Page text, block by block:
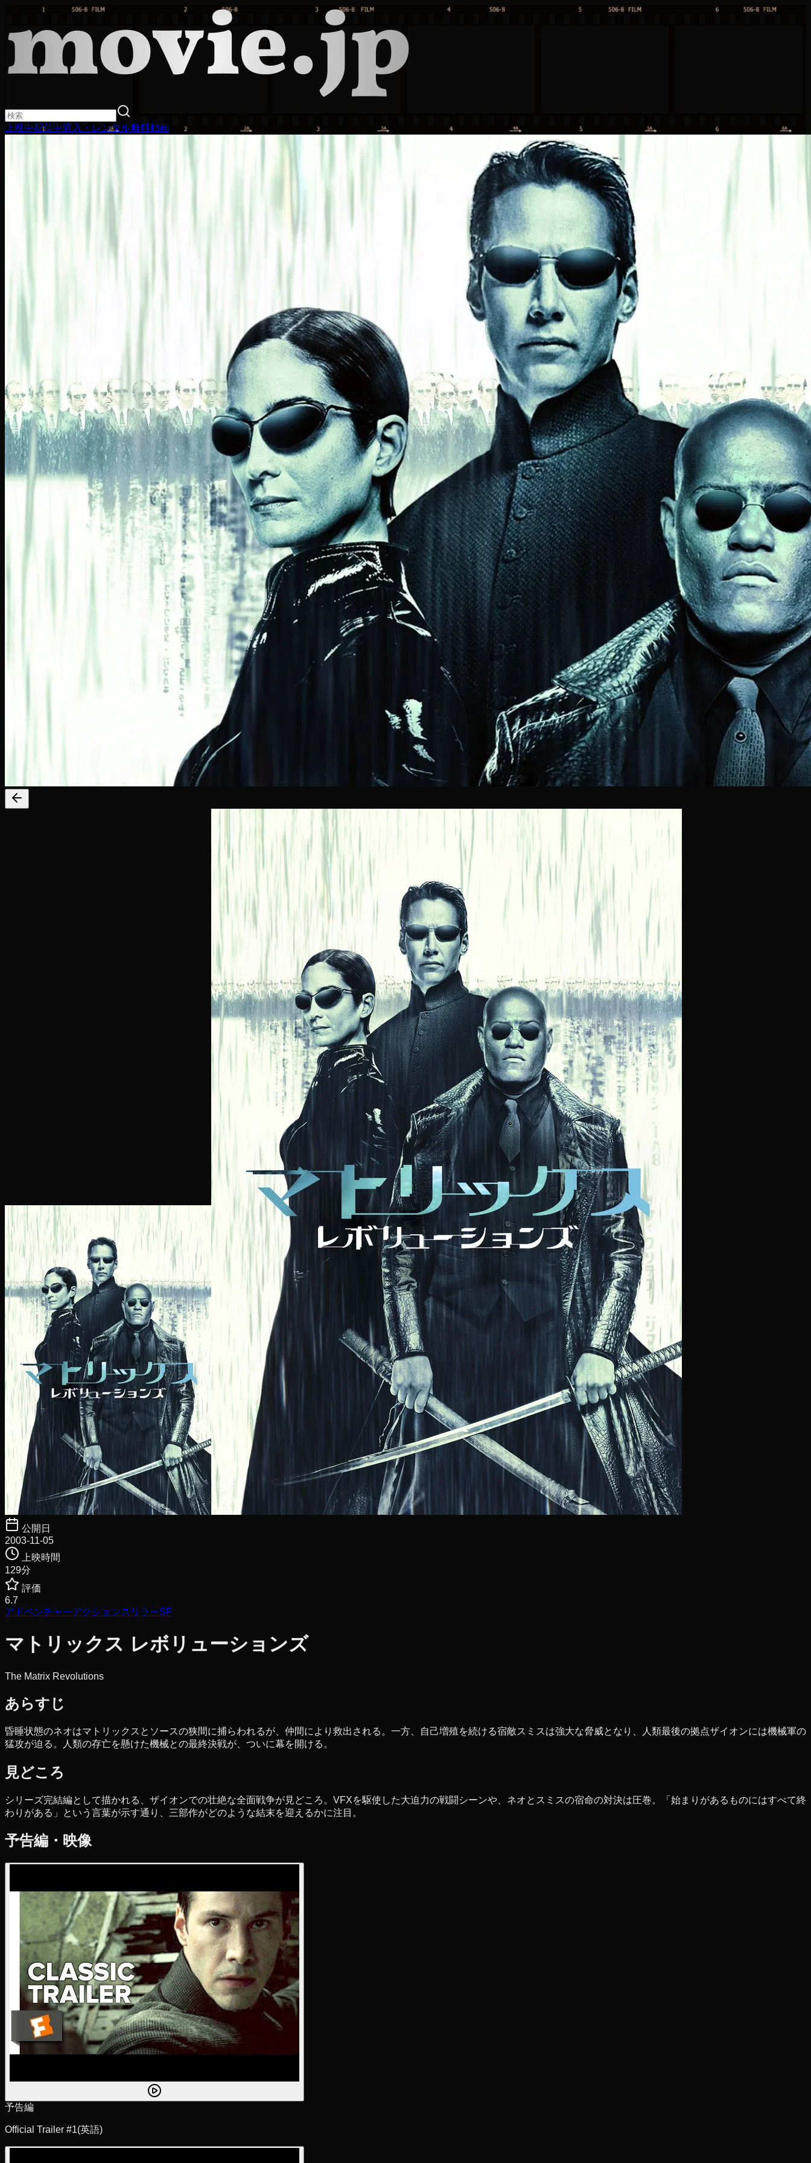
上映中配信中購入・レンタル無料動画
公開日
2003-11-05
上映時間
129分
評価
6.7
アドベンチャーアクションスリラーSF
マトリックス レボリューションズ
The Matrix Revolutions
あらすじ
昏睡状態のネオはマトリックスとソースの狭間に捕らわれるが、仲間により救出される。一方、自己増殖を続ける宿敵スミスは強大な脅威となり、人類最後の拠点ザイオンには機械軍の
猛攻が迫る。人類の存亡を懸けた機械との最終決戦が、ついに幕を開ける。
見どころ
シリーズ完結編として描かれる、ザイオンでの壮絶な全面戦争が見どころ。VFXを駆使した大迫力の戦闘シーンや、ネオとスミスの宿命の対決は圧巻。「始まりがあるものにはすべて終
わりがある」という言葉が示す通り、三部作がどのような結末を迎えるかに注目。
予告編・映像
予告編
Official Trailer #1(英語)